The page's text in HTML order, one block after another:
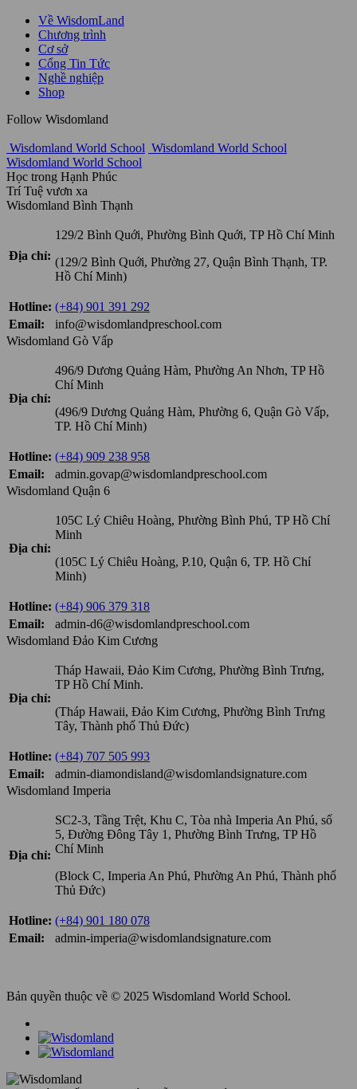
Về WisdomLand
Chương trình
Cơ sở
Cổng Tin Tức
Nghề nghiệp
Shop
Follow Wisdomland
Wisdomland World School Wisdomland World School
Wisdomland World School
Học trong Hạnh Phúc
Trí Tuệ vươn xa
Wisdomland Bình Thạnh
Địa chỉ:
129/2 Bình Quới, Phường Bình Quới, TP Hồ Chí Minh
(129/2 Bình Quới, Phường 27, Quận Bình Thạnh, TP.
Hồ Chí Minh)
Hotline: (+84) 901 391 292
Email:
info@wisdomlandpreschool.com
Wisdomland Gò Vấp
Địa chỉ:
496/9 Dương Quảng Hàm, Phường An Nhơn, TP Hồ
Chí Minh
(496/9 Dương Quảng Hàm, Phường 6, Quận Gò Vấp,
TP. Hồ Chí Minh)
Hotline: (+84) 909 238 958
Email:
admin.govap@wisdomlandpreschool.com
Wisdomland Quận 6
Địa chỉ:
105C Lý Chiêu Hoàng, Phường Bình Phú, TP Hồ Chí
Minh
(105C Lý Chiêu Hoàng, P.10, Quận 6, TP. Hồ Chí
Minh)
Hotline: (+84) 906 379 318
Email:
admin-d6@wisdomlandpreschool.com
Wisdomland Đảo Kim Cương
Địa chỉ:
Tháp Hawaii, Đảo Kim Cương, Phường Bình Trưng,
TP Hồ Chí Minh.
(Tháp Hawaii, Đảo Kim Cương, Phường Bình Trưng
Tây, Thành phố Thủ Đức)
Hotline: (+84) 707 505 993
Email:
admin-diamondisland@wisdomlandsignature.com
Wisdomland Imperia
Địa chỉ:
SC2-3, Tầng Trệt, Khu C, Tòa nhà Imperia An Phú, số
5, Đường Đông Tây 1, Phường Bình Trưng, TP Hồ
Chí Minh
(Block C, Imperia An Phú, Phường An Phú, Thành phố
Thủ Đức)
Hotline: (+84) 901 180 078
Email:
admin-imperia@wisdomlandsignature.com
Bản quyền thuộc về © 2025 Wisdomland World School.